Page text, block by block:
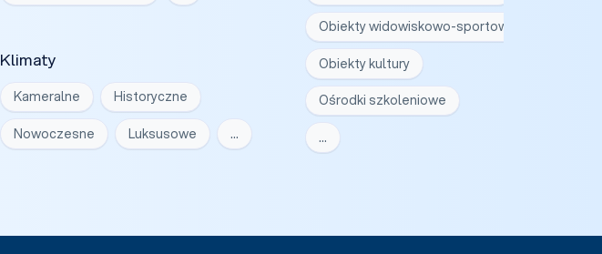
Klimaty
Kameralne Historyczne
Nowoczesne Luksusowe …
Obiekty widowiskowo-sportowe
Obiekty kultury
Ośrodki szkoleniowe
…